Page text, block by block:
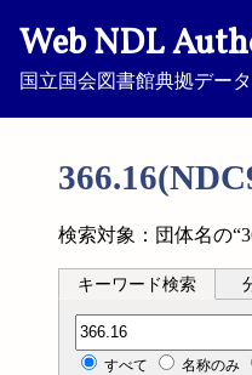
Web NDL
国立国会図書館典拠デー
検索対象：団体名の
キーワード検索
分類記号検索
すべて 名称のみ